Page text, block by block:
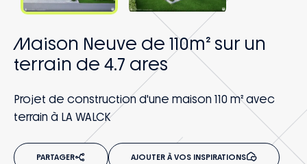
Maison Neuve de 110m² sur un
terrain de 4.7 ares
Projet de construction d'une maison 110 m² avec
terrain à LA WALCK
PARTAGER AJOUTER À VOS INSPIRATIONS